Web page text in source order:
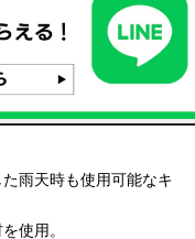
雨天時も使用可能なキ
使用。